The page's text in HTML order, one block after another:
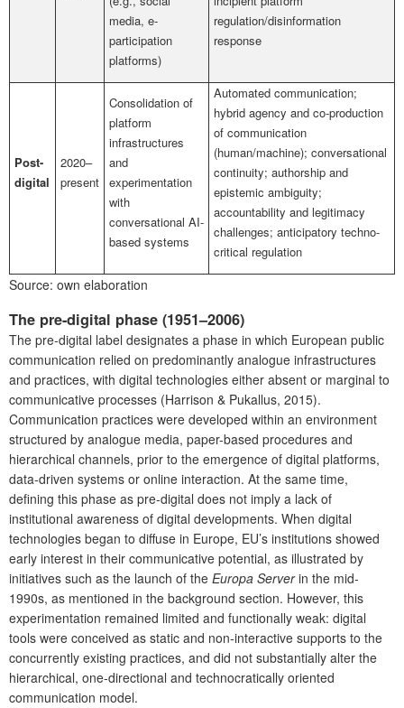
media, e-
participation
platforms)
regulation/disinformation
response
Post-
digital
2020–
present
Consolidation of
platform
infrastructures
and
experimentation
with
conversational AI-
based systems
Automated communication;
hybrid agency and co-production
of communication
(human/machine); conversational
continuity; authorship and
epistemic ambiguity;
accountability and legitimacy
challenges; anticipatory techno-
critical regulation
Source: own elaboration
The pre-digital phase (1951–2006)
The pre-digital label designates a phase in which European public
communication relied on predominantly analogue infrastructures
and practices, with digital technologies either absent or marginal to
communicative processes (Harrison & Pukallus, 2015).
Communication practices were developed within an environment
structured by analogue media, paper-based procedures and
hierarchical channels, prior to the emergence of digital platforms,
data-driven systems or online interaction. At the same time,
defining this phase as pre-digital does not imply a lack of
institutional awareness of digital developments. When digital
technologies began to diffuse in Europe, EU’s institutions showed
early interest in their communicative potential, as illustrated by
initiatives such as the launch of the Europa Serverin the mid-
1990s, as mentioned in the background section. However, this
experimentation remained limited and functionally weak: digital
tools were conceived as static and non-interactive supports to the
concurrently existing practices, and did not substantially alter the
hierarchical, one-directional and technocratically oriented
communication model.